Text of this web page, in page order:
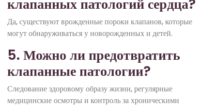
клапанных патологий сердца?
Да, существуют врожденные пороки клапанов, которые
могут обнаруживаться у новорожденных и детей.
5. Можно ли предотвратить
клапанные патологии?
Следование здоровому образу жизни, регулярные
медицинские осмотры и контроль за хроническими